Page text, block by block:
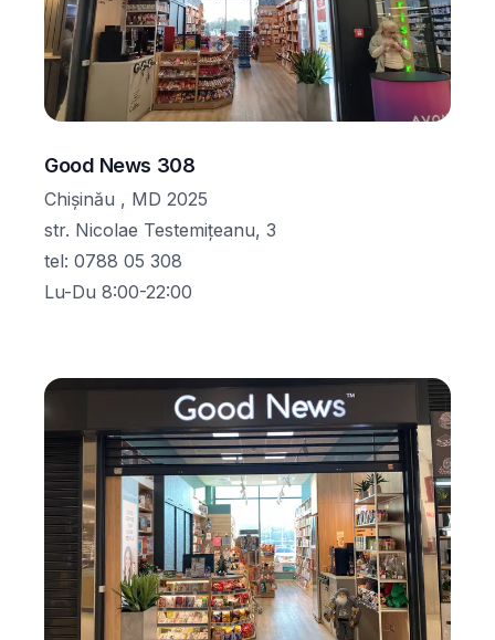
Good News 308
Chișinău , MD 2025
str. Nicolae Testemițeanu, 3
tel: 0788 05 308
Lu-Du 8:00-22:00